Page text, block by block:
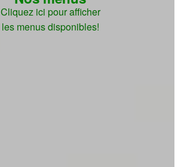
Cliquez ici pour afficher
les menus disponibles!